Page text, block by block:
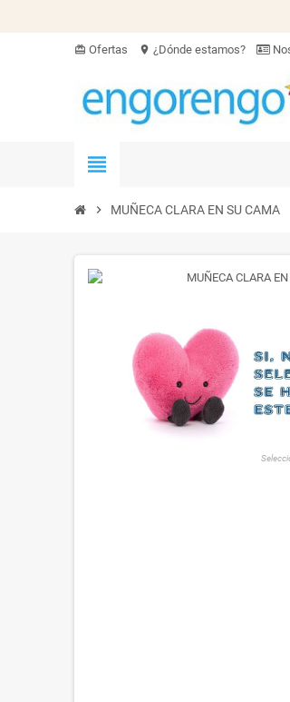
card_giftcard Ofertas location_on ¿Dónde estamos?
view_headline
chevron_right MUÑECA CLARA EN SU CAMA